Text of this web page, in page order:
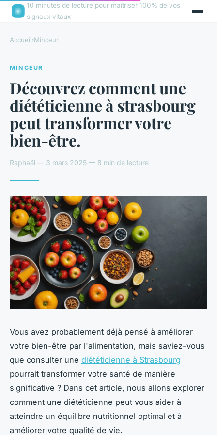
10 minutes de lecture pour maîtriser 100% de vos
signaux vitaux
Accueil›Minceur
MINCEUR
Découvrez comment une
diététicienne à strasbourg
peut transformer votre
bien-être.
Raphaël — 3 mars 2025 — 8 min de lecture
Vous avez probablement déjà pensé à améliorer
votre bien-être par l'alimentation, mais saviez-vous
que consulter une diététicienne à Strasbourg
pourrait transformer votre santé de manière
significative ? Dans cet article, nous allons explorer
comment une diététicienne peut vous aider à
atteindre un équilibre nutritionnel optimal et à
améliorer votre qualité de vie.